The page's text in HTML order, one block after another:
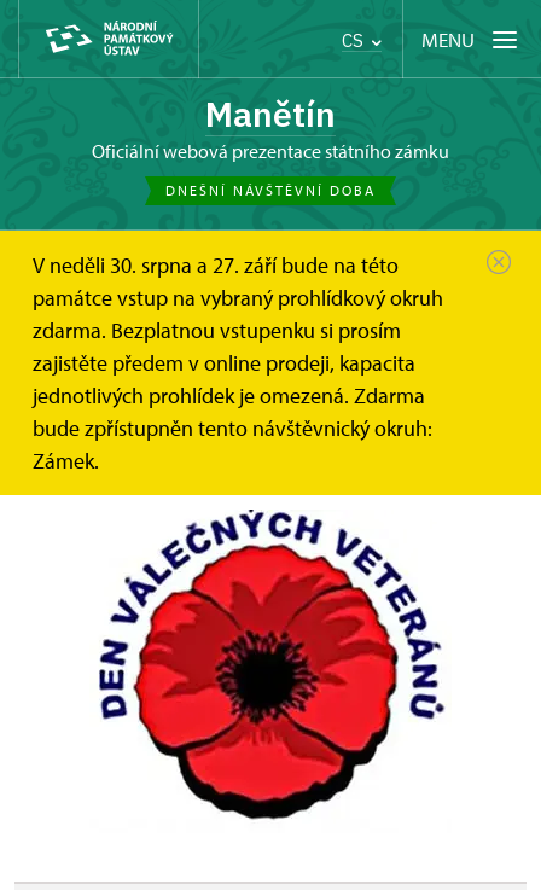
CS MENU
Manětín
oficiální webová prezentace státního zámku
DNEŠNÍ NÁVŠTĚVNÍ DOBA
V neděli 30. srpna a 27. září bude na této
památce vstup na vybraný prohlídkový okruh
zdarma. Bezplatnou vstupenku si prosím
zajistěte předem v online prodeji, kapacita
jednotlivých prohlídek je omezená. Zdarma
bude zpřístupněn tento návštěvnický okruh:
Zámek.
Manětín Zprávy Váleční veteráni mají o víkendu...
Váleční veteráni mají o víkendu 1.
- 2. 11. 2025 vstup na památky
zdarma